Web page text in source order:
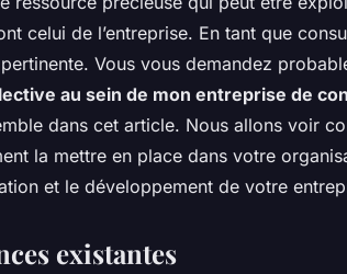
de
celui de l’entreprise. En tant que
Vous vous demandez
au sein de mon entreprise de
dans cet article. Nous allons voir
la mettre en place dans votre
et le développement de votre
existantes